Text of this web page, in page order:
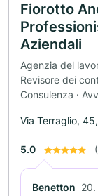
Fiorotto
Aziendali
Agenzia del
Revisore dei
Consulenza ·
Via Terraglio,
5.0
Benetton